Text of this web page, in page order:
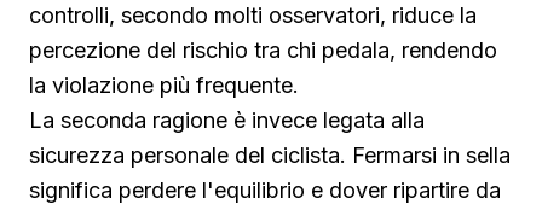
controlli, secondo molti osservatori, riduce la
percezione del rischio tra chi pedala, rendendo
la violazione più frequente.
La seconda ragione è invece legata alla
sicurezza personale del ciclista. Fermarsi in sella
significa perdere l'equilibrio e dover ripartire da